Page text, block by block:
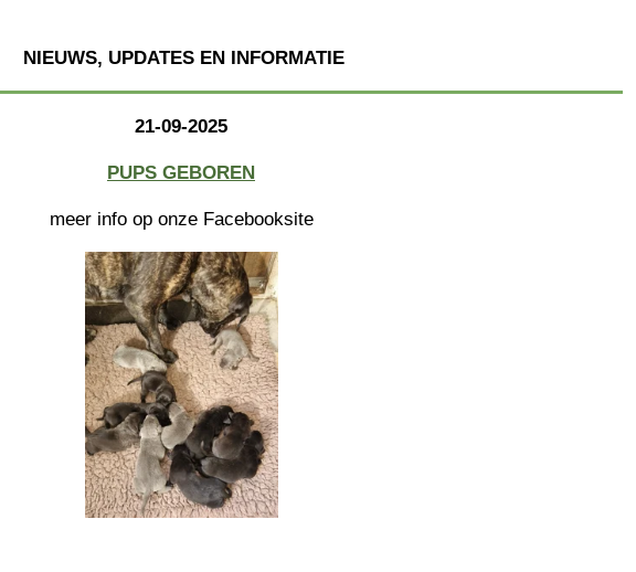
NIEUWS, UPDATES EN INFORMATIE
21-09-2025
PUPS GEBOREN
meer info op onze Facebooksite